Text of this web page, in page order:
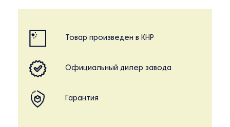
Товар произведен в КНР
Официальный дилер завода
Гарантия